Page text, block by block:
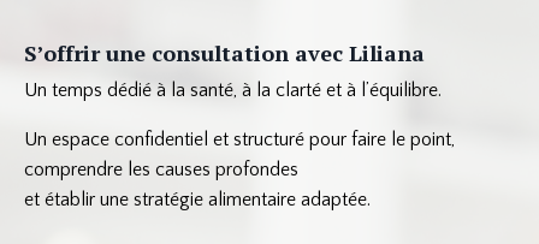
S’offrir une consultation avec Liliana
Un temps dédié à la santé, à la clarté et à l’équilibre.
Un espace confidentiel et structuré pour faire le point,
comprendre les causes profondes
et établir une stratégie alimentaire adaptée.